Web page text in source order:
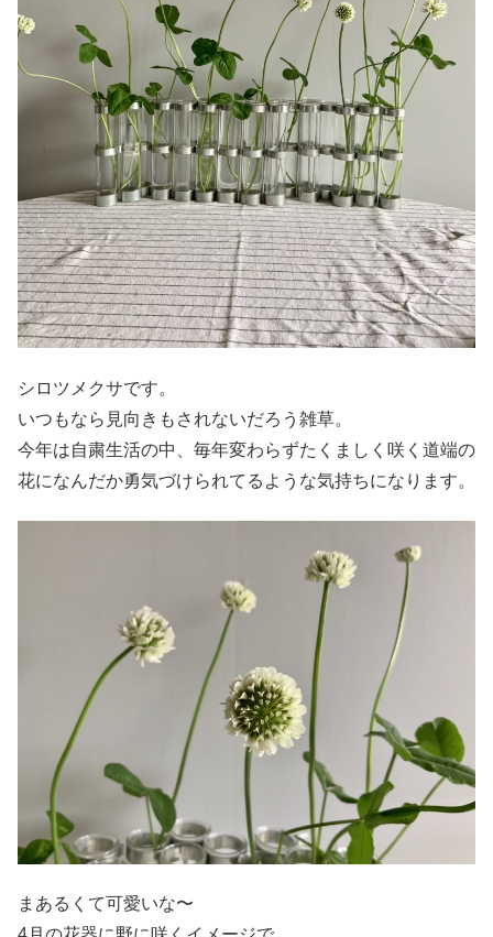
シロツメクサです。
いつもなら見向きもされないだろう雑草。
今年は自粛生活の中、毎年変わらずたくましく咲く道端の
花になんだか勇気づけられてるような気持ちになります。
まあるくて可愛いな〜